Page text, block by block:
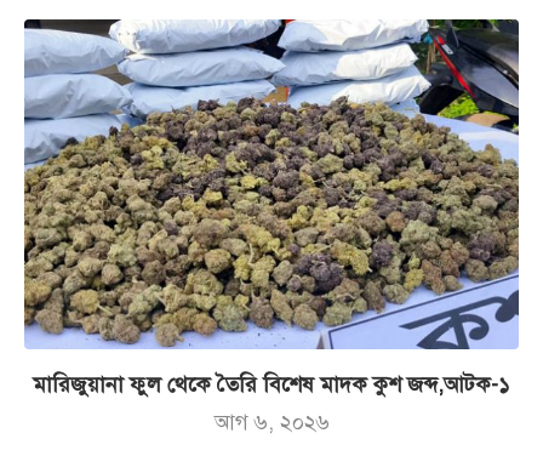
মারিজুয়ানা ফুল থেকে তৈরি বিশেষ মাদক কুশ জব্দ,আটক-১
আগ ৬, ২০২৬